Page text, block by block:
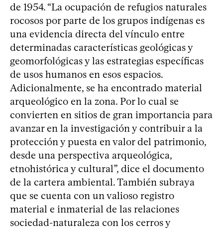
de 1954. “La ocupación de refugios naturales
rocosos por parte de los grupos indígenas es
una evidencia directa del vínculo entre
determinadas características geológicas y
geomorfológicas y las estrategias específicas
de usos humanos en esos espacios.
Adicionalmente, se ha encontrado material
arqueológico en la zona. Por lo cual se
convierten en sitios de gran importancia para
avanzar en la investigación y contribuir a la
protección y puesta en valor del patrimonio,
desde una perspectiva arqueológica,
etnohistórica y cultural”, dice el documento
de la cartera ambiental. También subraya
que se cuenta con un valioso registro
material e inmaterial de las relaciones
sociedad-naturaleza con los cerros y